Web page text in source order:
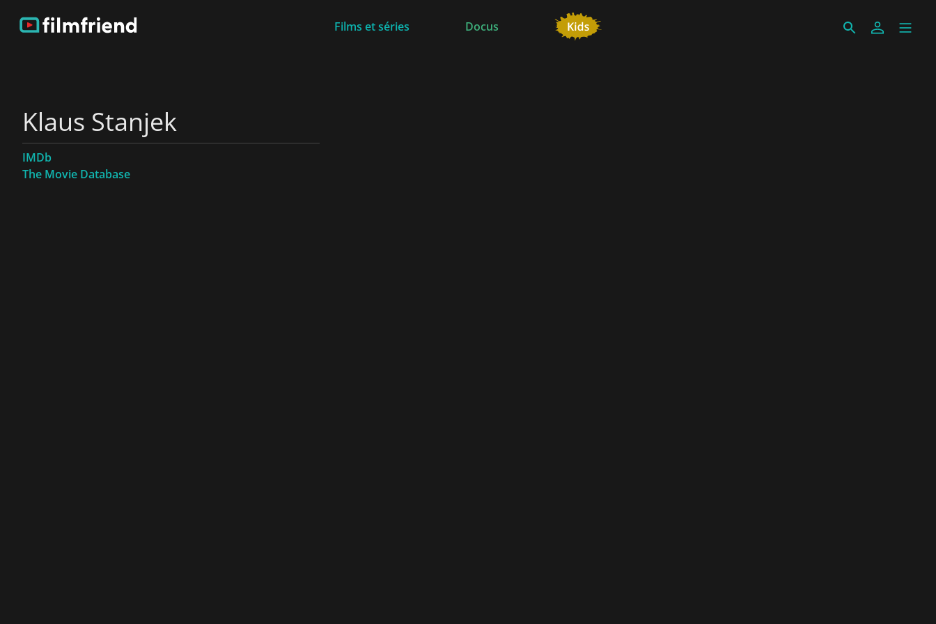
Films et séries Docus
Klaus Stanjek
IMDb
The Movie Database